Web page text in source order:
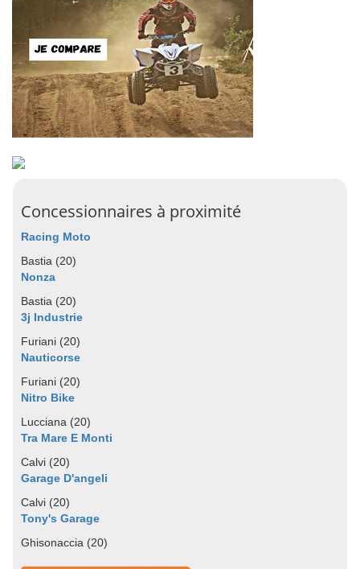
Concessionnaires à proximité
Racing Moto
Bastia (20)
Nonza
Bastia (20)
3j Industrie
Furiani (20)
Nauticorse
Furiani (20)
Nitro Bike
Lucciana (20)
Tra Mare E Monti
Calvi (20)
Garage D'angeli
Calvi (20)
Tony's Garage
Ghisonaccia (20)